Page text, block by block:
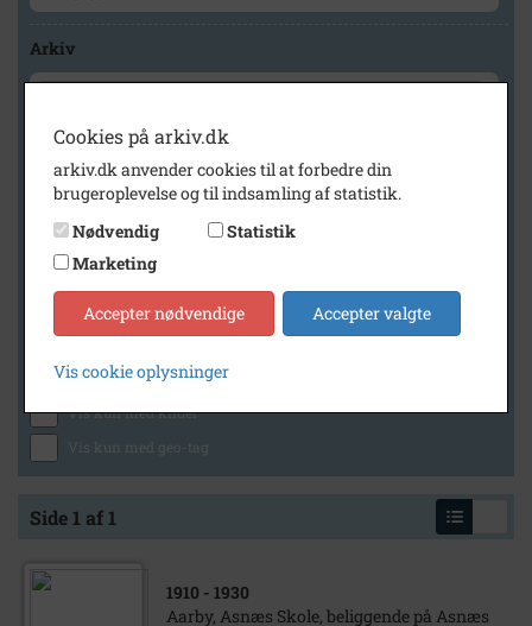
Arkiv
Geografi
Generelt
Vis kun med billeder
Vis kun med lydklip
Vis kun med kilder
Vis kun med geo-tag
Side 1 af 1
1910 - 1930
Aarby, Asnæs Skole, beliggende på Asnæs
Cookies på arkiv.dk
arkiv.dk anvender cookies til at forbedre din
brugeroplevelse og til indsamling af statistik.
Nødvendig
Statistik
Marketing
Accepter nødvendige Accepter valgte
Vis cookie oplysninger